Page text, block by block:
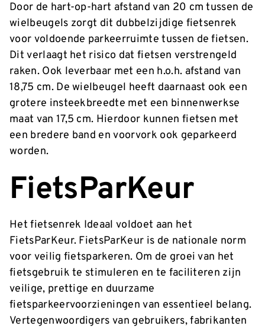
Door de hart-op-hart afstand van 20 cm tussen de
wielbeugels zorgt dit dubbelzijdige fietsenrek
voor voldoende parkeerruimte tussen de fietsen.
Dit verlaagt het risico dat fietsen verstrengeld
raken. Ook leverbaar met een h.o.h. afstand van
18,75 cm. De wielbeugel heeft daarnaast ook een
grotere insteekbreedte met een binnenwerkse
maat van 17,5 cm. Hierdoor kunnen fietsen met
een bredere band en voorvork ook geparkeerd
worden.
FietsParKeur
Het fietsenrek Ideaal voldoet aan het
FietsParKeur. FietsParKeur is de nationale norm
voor veilig fietsparkeren. Om de groei van het
fietsgebruik te stimuleren en te faciliteren zijn
veilige, prettige en duurzame
fietsparkeervoorzieningen van essentieel belang.
Vertegenwoordigers van gebruikers, fabrikanten